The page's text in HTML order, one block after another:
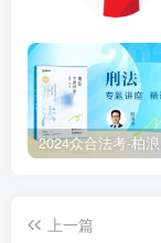
上一篇